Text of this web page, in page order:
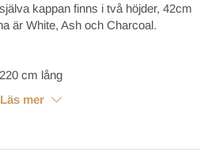
kappan finns i två höjder, 42cm
är White, Ash och Charcoal.
220 cm lång
Läs mer